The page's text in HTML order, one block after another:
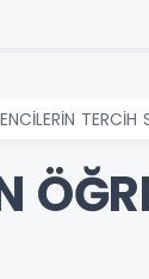
TERCİH